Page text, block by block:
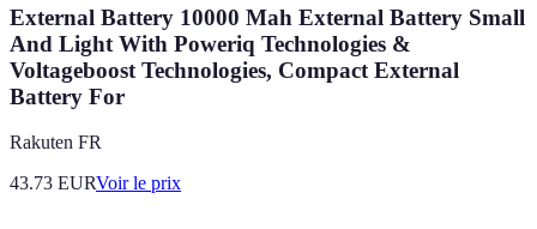
External Battery 10000 Mah External Battery Small
And Light With Poweriq Technologies &
Voltageboost Technologies, Compact External
Battery For
Rakuten FR
43.73 EURVoir le prix